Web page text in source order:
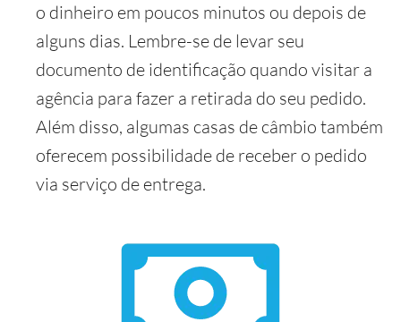
o dinheiro em poucos minutos ou depois de
alguns dias. Lembre-se de levar seu
documento de identificação quando visitar a
agência para fazer a retirada do seu pedido.
Além disso, algumas casas de câmbio também
oferecem possibilidade de receber o pedido
via serviço de entrega.